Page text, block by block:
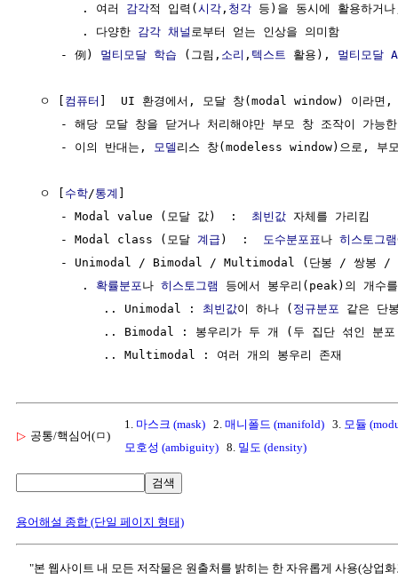
        . 여러
감각적 입력(시각 , 청각 등)을 동시에 활용하거
        . 다양한
감각 채널 로부터 얻는 인상을 의미함
     - 例)
멀티모달 학습 (그림, 소리 , 텍스트 활용), 멀티모달
  ㅇ [
컴퓨터 ]  UI 환경에서, 모달 창(modal window) 이라면,
- 해당 모달 창을 닫거나 처리해야만 부모 창 조작이 가능
     - 이의 반대는,
모델 리스 창(modeless window)으로, 부
  ㅇ [
수학/통계 ]
     - Modal value (모달 값)  :
최빈값 자체를 가리킴
     - Modal class (모달
계급 )  : 도수분포표나 히스토그램
- Unimodal / Bimodal / Multimodal (단봉 / 쌍봉 /
        .
확률분포나 히스토그램
등에서 봉우리(peak)의 개수
           .. Unimodal :
최빈값이 하나 ( 정규분포 같은 단
.. Bimodal : 봉우리가 두 개 (두 집단 섞인 분포
▷ 공통/핵심어(ㅁ)
1. 마스크 (mask) 2. 매니폴드 (manifold) 3. 모듈
모호성 (ambiguity) 8. 밀도 (density)
검색
용어해설 종합 (단일 페이지 형태)
"본 웹사이트 내 모든 저작물은 원출처를 밝히는 한 자유롭게 사용(상업